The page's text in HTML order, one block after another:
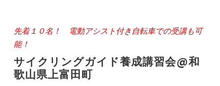
先着１０名！ 電動アシスト付き自転車での受講も可
能！
サイクリングガイド養成講習会@和
歌山県上富田町